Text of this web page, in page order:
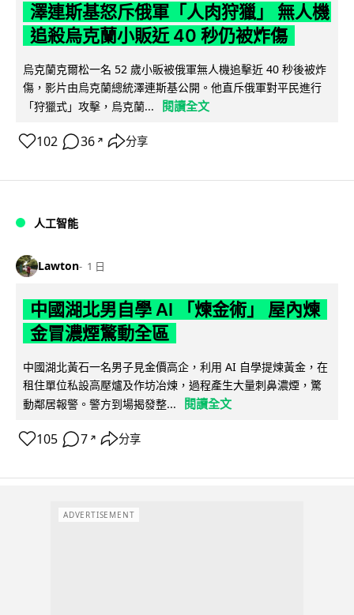
澤連斯基怒斥俄軍「人肉狩獵」 無人機
追殺烏克蘭小販近 40 秒仍被炸傷
烏克蘭克爾松一名 52 歲小販被俄軍無人機追擊近 40 秒後被炸
傷，影片由烏克蘭總統澤連斯基公開。他直斥俄軍對平民進行
「狩獵式」攻擊，烏克蘭...
閱讀全文
102 36 ↗ 分享
人工智能
Lawton 1 日
中國湖北男自學 AI 「煉金術」 屋內煉
金冒濃煙驚動全區
中國湖北黃石一名男子見金價高企，利用 AI 自學提煉黃金，在
租住單位私設高壓爐及作坊冶煉，過程產生大量刺鼻濃煙，驚
動鄰居報警。警方到場揭發整...
閱讀全文
105 7 ↗ 分享
ADVERTISEMENT